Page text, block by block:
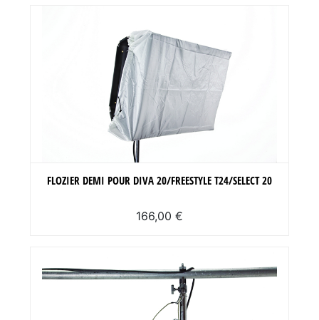
FLOZIER DEMI POUR DIVA 20/FREESTYLE T24/SELECT 20
166,00 €